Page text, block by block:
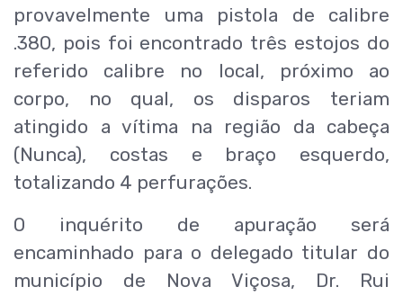
provavelmente uma pistola de calibre
.380, pois foi encontrado três estojos do
referido calibre no local, próximo ao
corpo, no qual, os disparos teriam
atingido a vítima na região da cabeça
(Nunca), costas e braço esquerdo,
totalizando 4 perfurações.
O inquérito de apuração será
encaminhado para o delegado titular do
município de Nova Viçosa, Dr. Rui